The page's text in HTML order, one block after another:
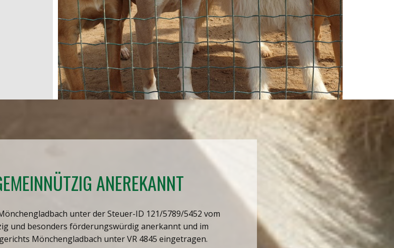
ANEREKANNT
unter der Steuer-ID 121/5789/5452 vom
und besonders förderungswürdig anerkannt und im
Mönchengladbach unter VR 4845 eingetragen.